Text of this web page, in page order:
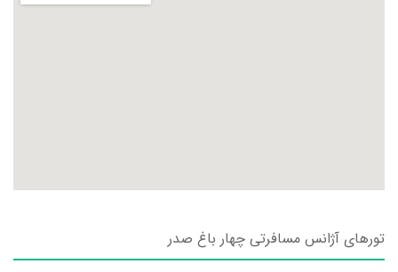
تورهای آژانس مسافرتی چهار باغ صدر